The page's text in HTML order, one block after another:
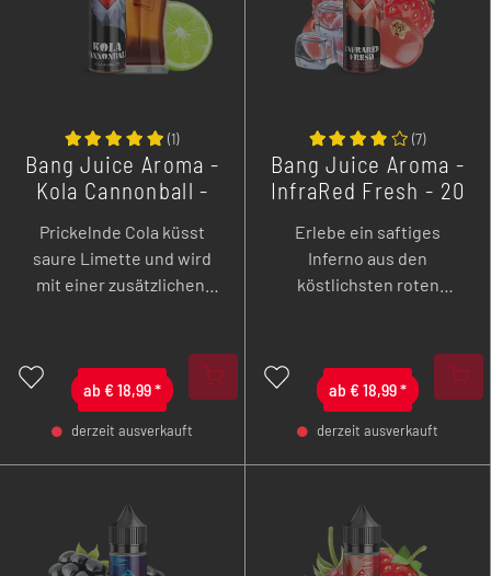
- +
ab € 18,99*
derzeit ausverkauft
(1)
Bang Juice Aroma -
Kola Cannonball -
Prickelnde Cola küsst
saure Limette und wird
mit einer zusätzlichen,
Geschmacksbombe.
- +
ab € 18,99*
derzeit ausverkauft
(7)
Bang Juice Aroma -
InfraRed Fresh - 20
Erlebe ein saftiges
Inferno aus den
köstlichsten roten
auch erfrischend.